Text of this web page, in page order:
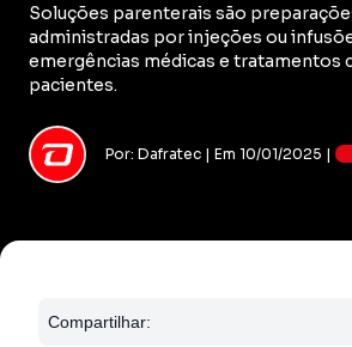
Soluções parenterais são
administradas por injeções ou
emergências médicas e tratamentos
pacientes.
Por: Dafratec | Em 10/01/2025 |
Compartilhar: